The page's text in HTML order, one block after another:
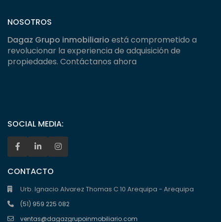
NOSOTROS
Dagaz Grupo inmobiliario está comprometido a
revolucionar la experiencia de adquisición de
propiedades. Contáctanos ahora
SOCIAL MEDIA:
CONTACTO
Urb. Ignacio Alvarez Thomas C 10 Arequipa - Arequipa
(51) 959 225 082
ventas@dagazgrupoinmobiliario.com